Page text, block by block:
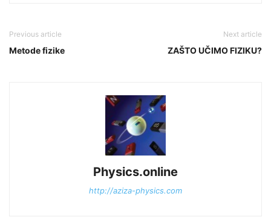
Previous article
Metode fizike
Next article
ZAŠTO UČIMO FIZIKU?
Physics.online
http://aziza-physics.com